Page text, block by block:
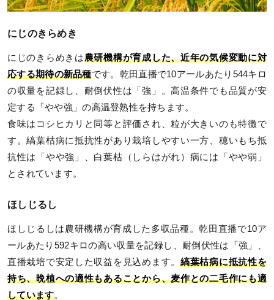
にじのきらめき
にじのきらめきは農研機構が育成した、近年の気候変動に対
応する期待の新品種です。乾田直播で10アールあたり544キロ
の収量を記録し、耐倒伏性は「強」。高温条件でも品質が安
定する「やや強」の高温登熟性を持ちます。
食味はコシヒカリと同等と評価され、粒が大きいのも特徴で
す。縞葉枯病に抵抗性があり栽培しやすい一方、穂いもち抵
抗性は「やや強」、白葉枯（しらはがれ）病には「やや弱」
とされています。
ほしじるし
ほしじるしは農研機構が育成した多収品種。乾田直播で10ア
ールあたり592キロの高い収量を記録し、耐倒伏性は「強」、
直播栽培で安定した収益を見込めます。 縞葉枯病に抵抗性を
持ち、晩植への適性もあることから、麦作との二毛作にも適
しています。